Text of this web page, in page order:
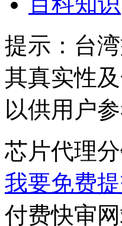
提示： 台
其真实性
以供用户
芯片代理
我要免费
付费快审